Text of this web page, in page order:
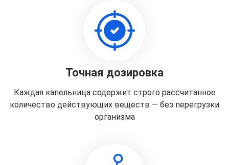
Точная дозировка
Каждая капельница содержит строго рассчитанное
количество действующих веществ — без перегрузки
организма